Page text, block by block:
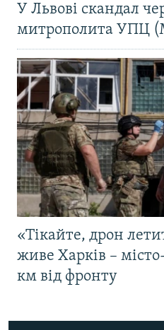
У Львові скандал
митрополита УПЦ
«Тікайте, дрон
живе Харків –
км від фронту